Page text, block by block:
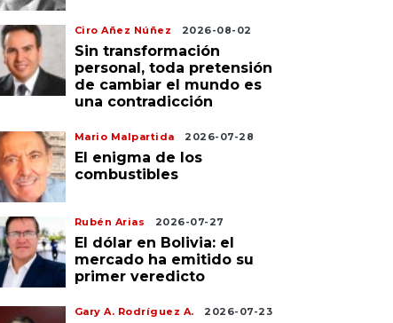
Ciro Añez Núñez 2026-08-02
Sin transformación
personal, toda pretensión
de cambiar el mundo es
una contradicción
Mario Malpartida 2026-07-28
El enigma de los
combustibles
Rubén Arias 2026-07-27
El dólar en Bolivia: el
mercado ha emitido su
primer veredicto
Gary A. Rodríguez A. 2026-07-23